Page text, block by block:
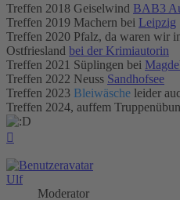
Treffen 2018 Geiselwind BAB3
Treffen 2019 Machern bei Leipzig
Treffen 2020 Pfalz, da waren wir
Ostfriesland bei der Krimiautorin
Treffen 2021 Süplingen bei
Treffen 2022 Neuss Sandhofsee
Treffen 2023 Bleiwäsche leider
Treffen 2024, auffem
Ulf
Moderator